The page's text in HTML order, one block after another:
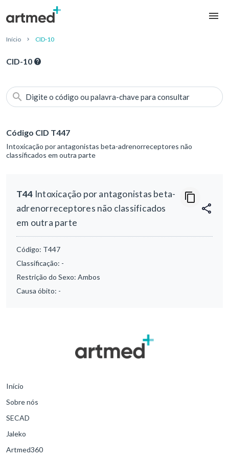
Início CID-10
CID-10
Digite o código ou palavra-chave para consultar
Código CID T447
Intoxicação por antagonistas beta-adrenorreceptores não
classificados em outra parte
T44 Intoxicação por antagonistas beta-
adrenorreceptores não classificados
em outra parte
Código: T447
Classificação: -
Restrição do Sexo: Ambos
Causa óbito: -
Início
Sobre nós
SECAD
Jaleko
Artmed360